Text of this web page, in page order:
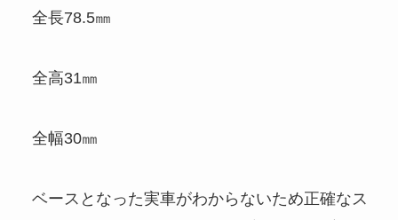
全長78.5㎜
全高31㎜
全幅30㎜
ベースとなった実車がわからないため正確なス